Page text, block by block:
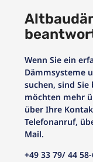
Wenn Sie ein
Dämmsysteme
suchen, sind
möchten mehr
über Ihre
Telefonanruf,
Mail.
+49 33 79/ 44